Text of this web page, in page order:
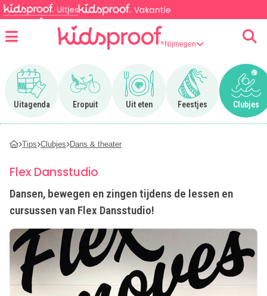
Nijmegen
Uitagenda
Ga naar Uitagenda
Eropuit
Ga naar Eropuit
Uit eten
Ga naar Uit eten
Feestjes
Ga naar Feestjes
Clubjes
Ga
Tips Clubjes Dans & theater
Flex Dansstudio
Dansen, bewegen en zingen tijdens de lessen en
cursussen van Flex Dansstudio!